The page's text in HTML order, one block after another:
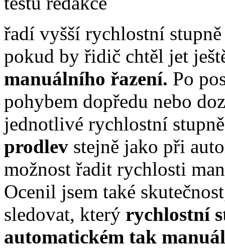
řadí vyšší rychlostní
pokud by řidič chtěl jet
manuálního řazení. Po
pohybem dopředu nebo
jednotlivé rychlostní
prodlev stejně jako při
možnost řadit rychlosti
Ocenil jsem také
sledovat, který rychlostní
automatickém tak